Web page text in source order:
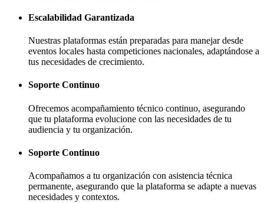
Escalabilidad Garantizada
Nuestras plataformas están preparadas para manejar desde
eventos locales hasta competiciones nacionales, adaptándose a
tus necesidades de crecimiento.
Soporte Continuo
Ofrecemos acompañamiento técnico continuo, asegurando
que tu plataforma evolucione con las necesidades de tu
audiencia y tu organización.
Soporte Continuo
Acompañamos a tu organización con asistencia técnica
permanente, asegurando que la plataforma se adapte a nuevas
necesidades y contextos.